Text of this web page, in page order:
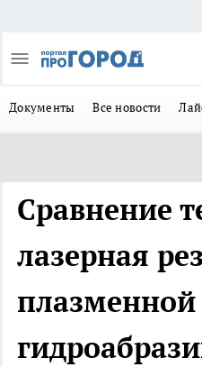
Документы Все новости
Сравнение
лазерная